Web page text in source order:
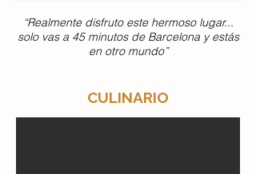
“Realmente disfruto este hermoso lugar...
solo vas a 45 minutos de Barcelona y estás
en otro mundo”
CULINARIO